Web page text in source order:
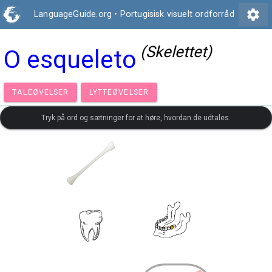
LanguageGuide.org • Portugisisk visuelt ordforråd settings
O esqueleto (Skelettet)
TALEØVELSER LYTTEØVELSER
Tryk på ord og sætninger for at høre, hvordan de udtales.